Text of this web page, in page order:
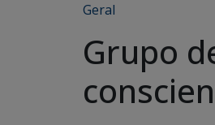
Geral
Grupo